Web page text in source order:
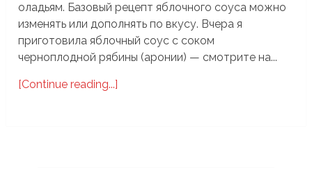
оладьям. Базовый рецепт яблочного соуса можно
изменять или дополнять по вкусу. Вчера я
приготовила яблочный соус с соком
черноплодной рябины (аронии) — смотрите на...
[Continue reading...]